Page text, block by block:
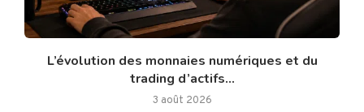
L’évolution des monnaies numériques et du
trading d’actifs...
3 août 2026